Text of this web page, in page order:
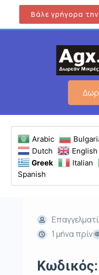
Βάλε γρήγορα
Arabic
Dutch
English
Greek
Italian
Spanish
1 μήνα πρίν